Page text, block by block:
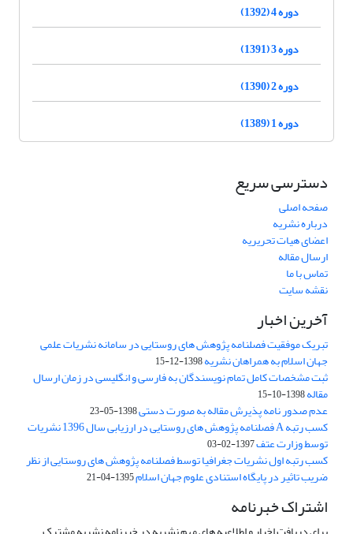
دوره 4 (1392)
دوره 3 (1391)
دوره 2 (1390)
دوره 1 (1389)
دسترسی سریع
صفحه اصلی
درباره نشریه
اعضای هیات تحریریه
ارسال مقاله
تماس با ما
نقشه سایت
آخرین اخبار
تبریک موفقیت فصلنامه پژوهش های روستایی در سامانه نشریات علمی
جهان اسلام به همراهان نشریه1398-12-15
ثبت مشخصات کامل تمام نویسندگان به فارسی و انگلیسی در زمان ارسال
مقاله1398-10-15
عدم صدور نامه پذیرش مقاله به صورت دستی1398-05-23
کسب رتبه A فصلنامه پژوهش های روستایی در ارزیابی سال 1396 نشریات
توسط وزارت عتف1397-02-03
کسب رتبه اول نشریات جغرافیا توسط فصلنامه پژوهش های روستایی از نظر
ضریب تاثیر در پایگاه استنادی علوم جهان اسلام1395-04-21
اشتراک خبرنامه